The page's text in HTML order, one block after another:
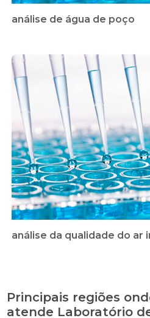
análise de água de poço
análise da qualidade do ar
Principais regiões
atende Laboratório